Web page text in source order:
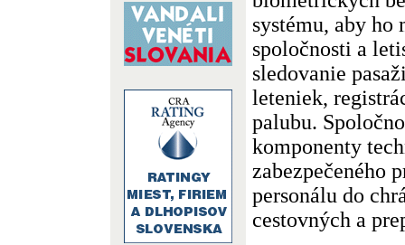
systému, aby
spoločnosti a
sledovanie
leteniek,
palubu.
komponenty
zabezpečeného
personálu do
cestovných a